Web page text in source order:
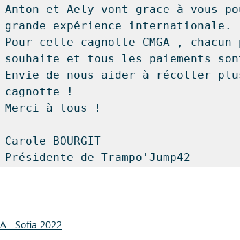
Anton et Aely vont grace à vous
grande expérience internationale.
Pour cette cagnotte CMGA ,
souhaite et tous les paiements
Envie de nous aider à récolter
cagnotte !
Merci à tous !
Carole BOURGIT
Présidente de Trampo'Jump42
- Sofia 2022